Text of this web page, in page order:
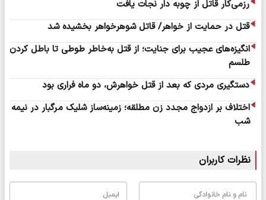
رزمی‌کار قاتل از چوبه دار نجات یافت
قتل در حمایت از خواهر/ قاتل شوهرخواهر بخشیده شد
انگیزه‌های عجیب برای جنایت؛ از قتل به‌خاطر طوطی تا باطل کردن
طلسم
دستگیری مردی که بعد از قتل خواهرش، دو ماه فراری بود
اختلاف بر ازدواج مجدد زن مطلقه؛ زمینه‌ساز شلیک مرگبار در نیمه
شب
نظرات کاربران